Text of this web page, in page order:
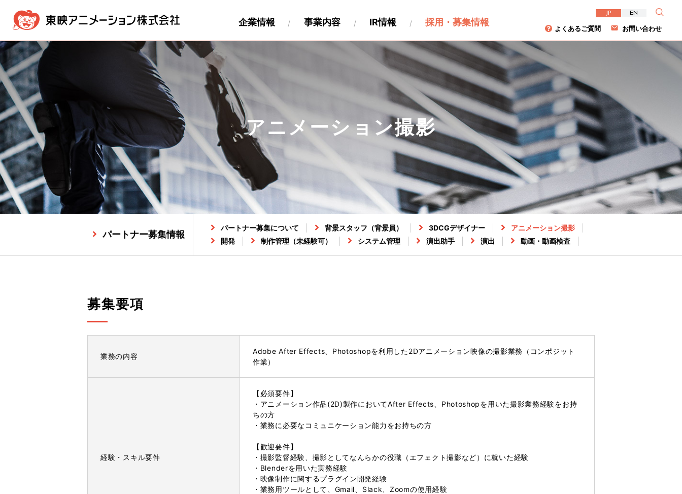
アニメーション撮影
パートナー募集情報
パートナー募集について 背景スタッフ（背景員） 3DCGデザイナー
アニメーション撮影
開発
制作管理（未経験可） システム管理 演出助手 演出 動画・動画検査
募集要項
業務の内容
Adobe After Effects、Photoshopを利用した2Dアニメーション映像の撮影業務（コンポジット
作業）
経験・スキル要件
【必須要件】
・アニメーション作品(2D)製作においてAfter Effects、Photoshopを用いた撮影業務経験をお持
ちの方
・業務に必要なコミュニケーション能力をお持ちの方
【歓迎要件】
・撮影監督経験、撮影としてなんらかの役職（エフェクト撮影など）に就いた経験
・Blenderを用いた実務経験
・映像制作に関するプラグイン開発経験
・業務用ツールとして、Gmail、Slack、Zoomの使用経験
よくあるご質問 お問い合わせ
JP EN
企業情報
メッセージ 経営理念 会社概要 関連会社 ペロについて ダイバーシティ
企業情報
事業内容
映像製作・販売事業 版権事業 関連事業
事業内容
IR NEWS 経営方針 業績・財務 IR資料 株式情報 個人投資家の皆様へ
株主総会
株価情報
電子公告
IR情報
採用・募集情報
採用情報ニュース 新卒採用 キャリア採用
採用・募集情報